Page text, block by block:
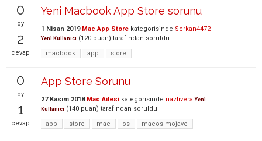
0
oy
2
cevap
Yeni Macbook App Store sorunu
1 Nisan 2019 Mac App Store kategorisinde Serkan4472
Yeni Kullanıcı (120 puan) tarafından soruldu
macbook
app store
0
oy
1
cevap
App Store Sorunu
27 Kasım 2018 Mac Ailesi kategorisinde nazlıvera Yeni
Kullanıcı (140 puan) tarafından soruldu
app
store mac os macos-mojave